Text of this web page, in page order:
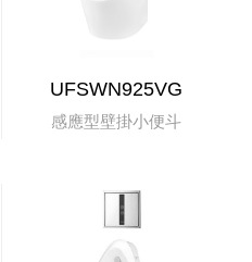
UFSWN925VG
感應型壁掛小便斗